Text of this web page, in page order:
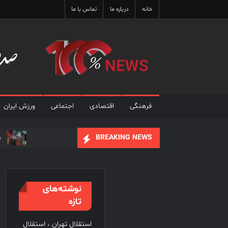
خانه درباره ما تماس با ما
فرهنگی اقتصادی اجتماعی ورزش ایران
BREAKING NEWS
نوشته‌های
تازه
استقلال تهران ، استقلال